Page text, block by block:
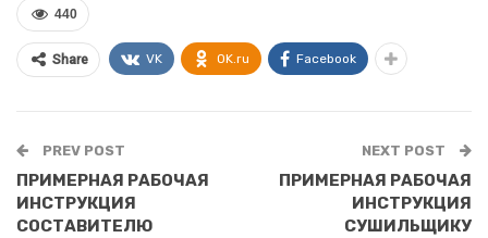
440
Share VK OK.ru Facebook
PREV POST
ПРИМЕРНАЯ РАБОЧАЯ
ИНСТРУКЦИЯ
СОСТАВИТЕЛЮ
NEXT POST
ПРИМЕРНАЯ РАБОЧАЯ
ИНСТРУКЦИЯ
СУШИЛЬЩИКУ